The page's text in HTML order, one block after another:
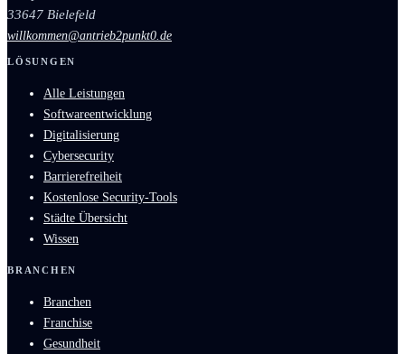
33647 Bielefeld
willkommen@antrieb2punkt0.de
LÖSUNGEN
Alle Leistungen
Softwareentwicklung
Digitalisierung
Cybersecurity
Barrierefreiheit
Kostenlose Security-Tools
Städte Übersicht
Wissen
BRANCHEN
Branchen
Franchise
Gesundheit